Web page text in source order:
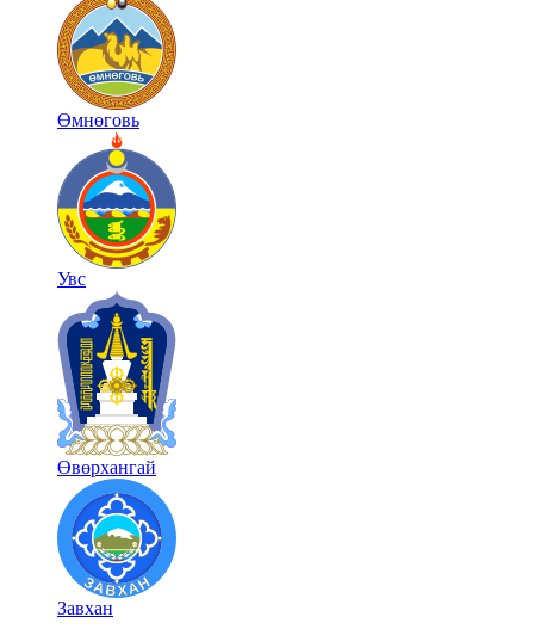
Өмнөговь
Увс
Өвөрхангай
Завхан